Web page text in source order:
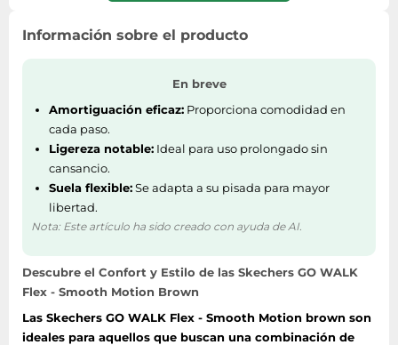
Información sobre el producto
En breve
Amortiguación eficaz: Proporciona comodidad en
cada paso.
Ligereza notable: Ideal para uso prolongado sin
cansancio.
Suela flexible:Se adapta a su pisada para mayor
libertad.
Nota: Este artículo ha sido creado con ayuda de AI.
Descubre el Confort y Estilo de las Skechers GO WALK
Flex - Smooth Motion Brown
Las Skechers GO WALK Flex - Smooth Motion brown son
ideales para aquellos que buscan una combinación de